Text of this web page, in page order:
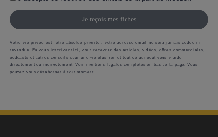
Je reçois mes fiches
Votre vie privée est notre absolue priorité : votre adresse email ne sera jamais cédée ni
revendue. En vous inscrivant ici, vous recevrez des articles, vidéos, offres commerciales,
podcasts et autres conseils pour une vie plus zen et tout ce qui peut vous y aider
directement ou indirectement. Voir mentions légales complètes en bas de la page. Vous
pouvez vous désabonner à tout moment.